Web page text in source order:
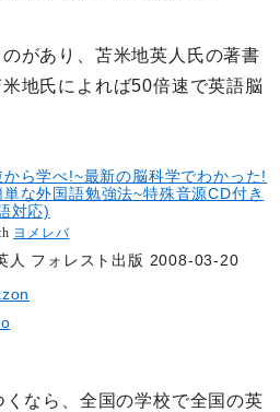
があり、苫米地英人氏の著書
地氏によれば50倍速で英語脳
から学べ!~最新の脳科学でわかった!
な外国語勉強法~特殊音源CD付き
対応)
ヨメレバ
人 フォレスト出版 2008-03-20
なら、全国の学校で全国の英